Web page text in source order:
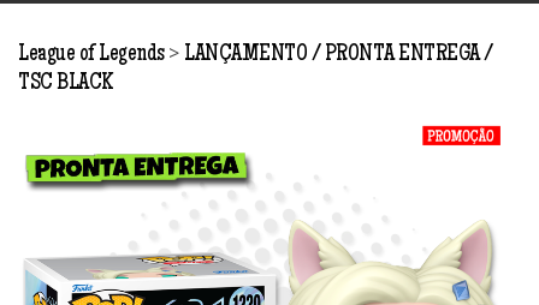
League of Legends > LANÇAMENTO
PRONTA ENTREGA
TSC BLACK